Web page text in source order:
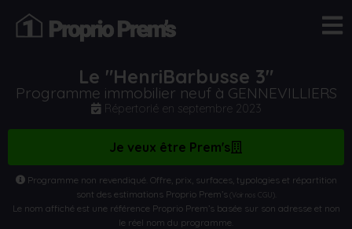
Le "HenriBarbusse 3"
Programme immobilier neuf à GENNEVILLIERS
Répertorié en septembre 2023
Je veux être Prem's
Programme non revendiqué. Offre, prix, surfaces, typologies et répartition
sont des estimations Proprio Prem’s(Voir nos CGU)
Le nom affiché est une référence Proprio Prem’s basée sur son adresse et non
le réel nom du programme.